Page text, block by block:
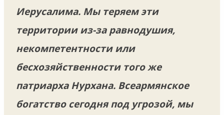
Иерусалима. Мы теряем эти
территории из-за равнодушия,
некомпетентности или
бесхозяйственности того же
патриарха Нурхана. Всеармянское
богатство сегодня под угрозой, мы